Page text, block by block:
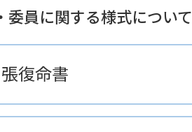
委員に関する様式について
復命書